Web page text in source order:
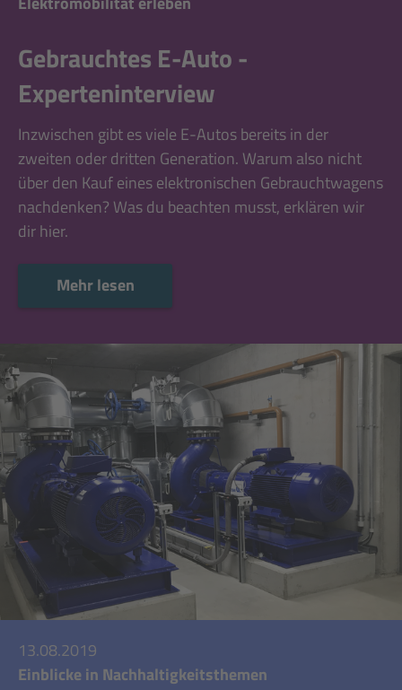
Gebrauchtes E-Auto -
Experteninterview
Inzwischen gibt es viele E-Autos bereits in der
zweiten oder dritten Generation. Warum also nicht
über den Kauf eines elektronischen Gebrauchtwagens
nachdenken? Was du beachten musst, erklären wir
dir hier.
Mehr lesen
13.08.2019
Einblicke in Nachhaltigkeitsthemen